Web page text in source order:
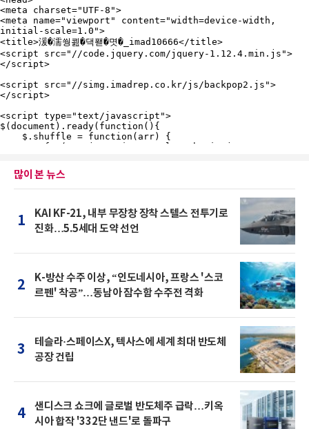
많이 본 뉴스
1
KAI KF-21, 내부 무장창 장착 스텔스 전투기로
진화…5.5세대 도약 선언
2
K-방산 수주 이상, “인도네시아, 프랑스 '스코
르펜' 착공”…동남아 잠수함 수주전 격화
3
테슬라·스페이스X, 텍사스에 세계 최대 반도체
공장 건립
4
샌디스크 쇼크에 글로벌 반도체주 급락…키옥
시아 합작 '332단 낸드'로 돌파구